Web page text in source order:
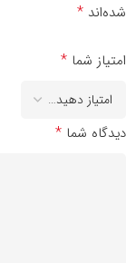
شده‌اند *
امتیاز شما *
دیدگاه شما *